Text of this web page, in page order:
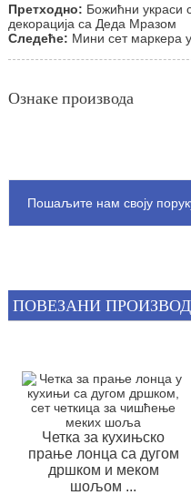
Претходно: Божићни украси
декорација са Деда Мразом
Следеће: Мини сет маркера
Ознаке производа
Пошаљите нам своју
ПОВЕЗАНИ
Четка за кухињско
прање лонца са дугом
дршком и меком
шољом ...